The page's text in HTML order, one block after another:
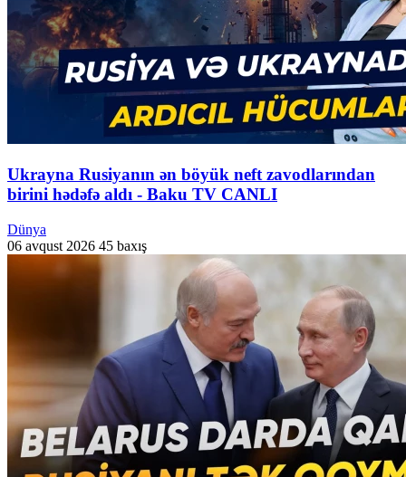
Ukrayna Rusiyanın ən böyük neft zavodlarından
birini hədəfə aldı - Baku TV CANLI
Dünya
06 avqust 2026 45 baxış